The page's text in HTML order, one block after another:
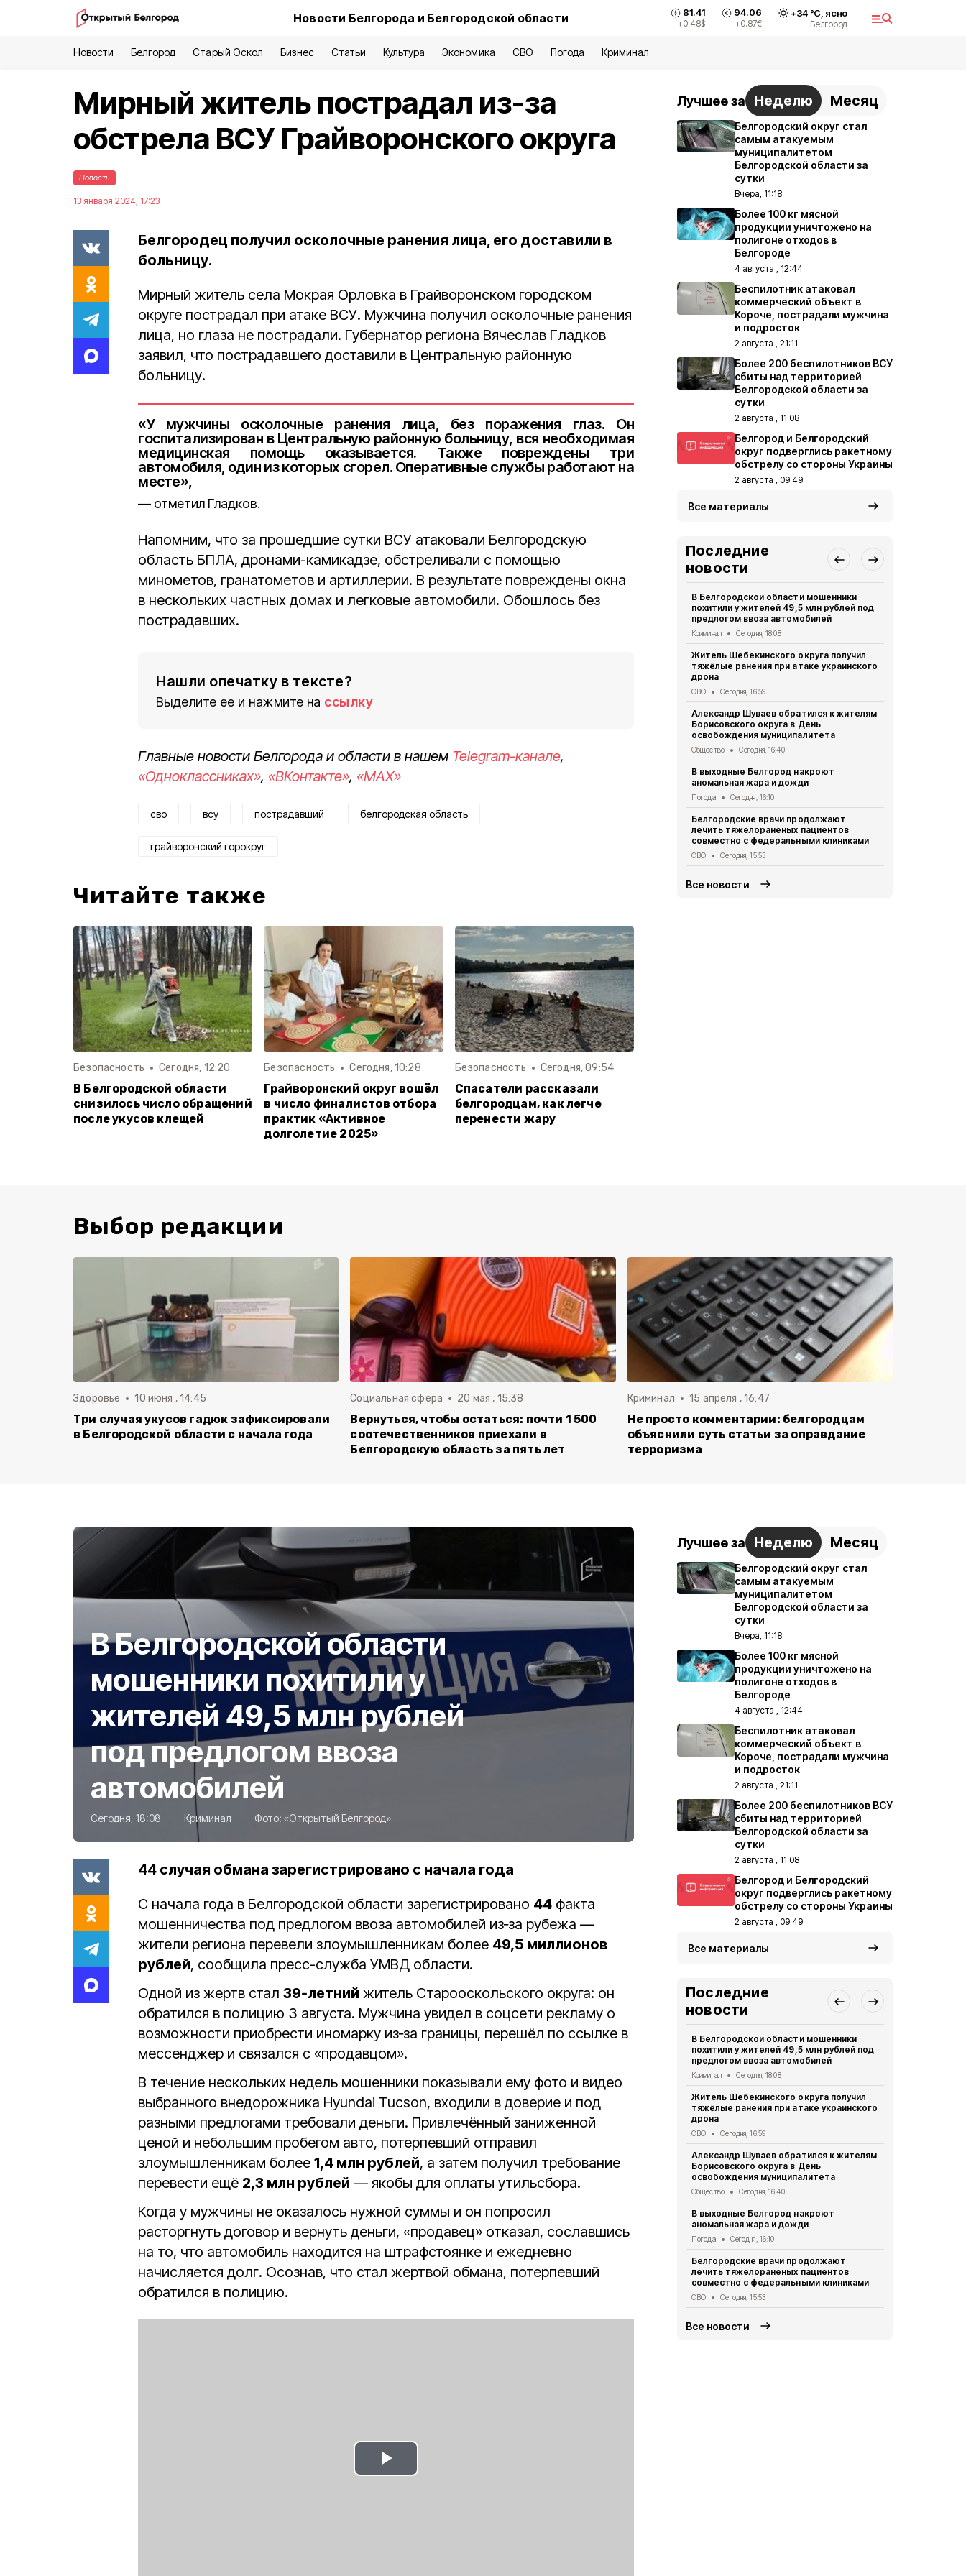
Новости Белгорода и Белгородской области 81.41
+0.48$
94.06
+0.87€
+34°С, ясно
Белгород
Новости Белгород Старый Оскол Бизнес Статьи Культура Экономика СВО Погода Криминал
Мирный житель пострадал из-за
обстрела ВСУ Грайворонского округа
Новость
13 января 2024, 17:23
Белгородец получил осколочные ранения лица, его доставили в
больницу.
Мирный житель села Мокрая Орловка в Грайворонском городском
округе пострадал при атаке ВСУ. Мужчина получил осколочные ранения
лица, но глаза не пострадали. Губернатор региона Вячеслав Гладков
заявил, что пострадавшего доставили в Центральную районную
больницу.
«У мужчины осколочные ранения лица, без поражения глаз. Он
госпитализирован в Центральную районную больницу, вся необходимая
медицинская помощь оказывается. Также повреждены три
автомобиля, один из которых сгорел. Оперативные службы работают на
месте»,
отметил Гладков.
Напомним, что за прошедшие сутки ВСУ атаковали Белгородскую
область БПЛА, дронами-камикадзе, обстреливали с помощью
минометов, гранатометов и артиллерии. В результате повреждены окна
в нескольких частных домах и легковые автомобили. Обошлось без
пострадавших.
Нашли опечатку в тексте?
Выделите ее и нажмите на ссылку
Главные новости Белгорода и области в нашем Telegram-канале,
«Одноклассниках», «ВКонтакте», «MAX»
сво всу пострадавший белгородская область
грайворонский горокруг
Читайте также
Безопасность Сегодня, 12:20
В Белгородской области
снизилось число обращений
после укусов клещей
Безопасность Сегодня, 10:28
Грайворонский округ вошёл
в число финалистов отбора
практик «Активное
долголетие 2025»
Безопасность Сегодня, 09:54
Спасатели рассказали
белгородцам, как легче
перенести жару
Лучшее за Неделю Месяц
Белгородский округ стал
самым атакуемым
муниципалитетом
Белгородской области за
сутки
Вчера, 11:18
Более 100 кг мясной
продукции уничтожено на
полигоне отходов в
Белгороде
4 августа , 12:44
Беспилотник атаковал
коммерческий объект в
Короче, пострадали мужчина
и подросток
2 августа , 21:11
Более 200 беспилотников ВСУ
сбиты над территорией
Белгородской области за
сутки
2 августа , 11:08
Белгород и Белгородский
округ подверглись ракетному
обстрелу со стороны Украины
2 августа , 09:49
Все материалы
Последние
новости
В Белгородской области мошенники
похитили у жителей 49,5 млн рублей под
предлогом ввоза автомобилей
Криминал Сегодня, 18:08
Житель Шебекинского округа получил
тяжёлые ранения при атаке украинского
дрона
СВО Сегодня, 16:59
Александр Шуваев обратился к жителям
Борисовского округа в День
освобождения муниципалитета
Общество Сегодня, 16:40
В выходные Белгород накроют
аномальная жара и дожди
Погода Сегодня, 16:10
Белгородские врачи продолжают
лечить тяжелораненых пациентов
совместно с федеральными клиниками
СВО Сегодня, 15:53
Все новости
Выбор редакции
Здоровье 10 июня , 14:45
Три случая укусов гадюк зафиксировали
в Белгородской области с начала года
Социальная сфера 20 мая , 15:38
Вернуться, чтобы остаться: почти 1 500
соотечественников приехали в
Белгородскую область за пять лет
Криминал 15 апреля , 16:47
Не просто комментарии: белгородцам
объяснили суть статьи за оправдание
терроризма
В Белгородской области
мошенники похитили у
жителей 49,5 млн рублей
под предлогом ввоза
автомобилей
Сегодня, 18:08 Криминал Фото: «Открытый Белгород»
44 случая обмана зарегистрировано с начала года
С начала года в Белгородской области зарегистрировано 44 факта
мошенничества под предлогом ввоза автомобилей из‑за рубежа —
жители региона перевели злоумышленникам более 49,5 миллионов
рублей, сообщила пресс-служба УМВД области.
Одной из жертв стал 39‑летний житель Старооскольского округа: он
обратился в полицию 3 августа. Мужчина увидел в соцсети рекламу о
возможности приобрести иномарку из‑за границы, перешёл по ссылке в
мессенджер и связался с «продавцом».
В течение нескольких недель мошенники показывали ему фото и видео
выбранного внедорожника Hyundai Tucson, входили в доверие и под
разными предлогами требовали деньги. Привлечённый заниженной
ценой и небольшим пробегом авто, потерпевший отправил
злоумышленникам более 1,4 млн рублей, а затем получил требование
перевести ещё 2,3 млн рублей — якобы для оплаты утильсбора.
Когда у мужчины не оказалось нужной суммы и он попросил
расторгнуть договор и вернуть деньги, «продавец» отказал, сославшись
на то, что автомобиль находится на штрафстоянке и ежедневно
начисляется долг. Осознав, что стал жертвой обмана, потерпевший
обратился в полицию.
Play
Лучшее за Неделю Месяц
Белгородский округ стал
самым атакуемым
муниципалитетом
Белгородской области за
сутки
Вчера, 11:18
Более 100 кг мясной
продукции уничтожено на
полигоне отходов в
Белгороде
4 августа , 12:44
Беспилотник атаковал
коммерческий объект в
Короче, пострадали мужчина
и подросток
2 августа , 21:11
Более 200 беспилотников ВСУ
сбиты над территорией
Белгородской области за
сутки
2 августа , 11:08
Белгород и Белгородский
округ подверглись ракетному
обстрелу со стороны Украины
2 августа , 09:49
Все материалы
Последние
новости
В Белгородской области мошенники
похитили у жителей 49,5 млн рублей под
предлогом ввоза автомобилей
Криминал Сегодня, 18:08
Житель Шебекинского округа получил
тяжёлые ранения при атаке украинского
дрона
СВО Сегодня, 16:59
Александр Шуваев обратился к жителям
Борисовского округа в День
освобождения муниципалитета
Общество Сегодня, 16:40
В выходные Белгород накроют
аномальная жара и дожди
Погода Сегодня, 16:10
Белгородские врачи продолжают
лечить тяжелораненых пациентов
совместно с федеральными клиниками
СВО Сегодня, 15:53
Все новости